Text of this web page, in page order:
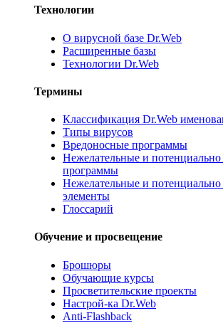
Технологии
О вирусной базе Dr.Web
Расширенные базы
Технологии Dr.Web
Термины
Классификация Dr.Web
Типы вирусов
Вредоносные программы
Нежелательные и
программы
Нежелательные и
элементы
Глоссарий
Обучение и просвещение
Брошюры
Обучающие курсы
Просветительские проекты
Настрой-ка Dr.Web
Anti-Flashback